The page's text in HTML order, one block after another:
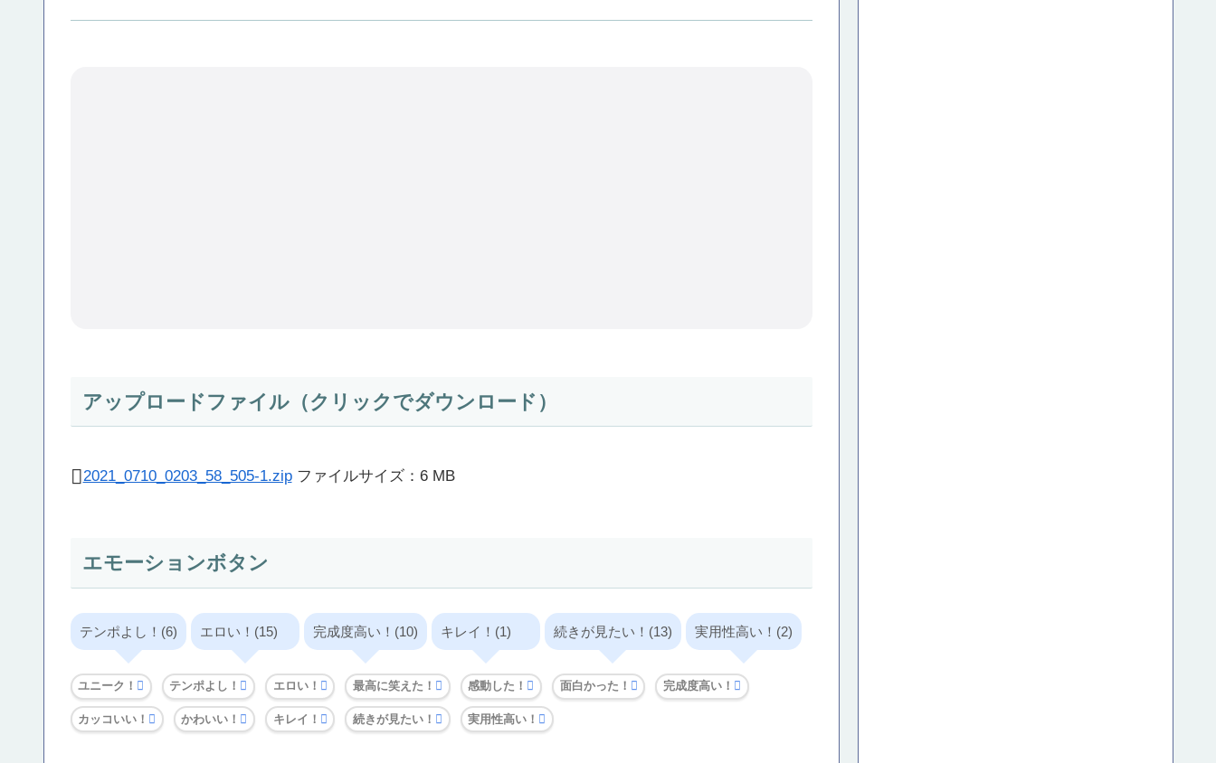
アップロードファイル（クリックでダウンロード）
2021_0710_0203_58_505-1.zipファイルサイズ：6 MB
エモーションボタン
テンポよし！(6) エロい！(15) 完成度高い！(10) キレイ！(1) 続きが見たい！(13) 実用性高い！(2)
ユニーク！ テンポよし！ エロい！ 最高に笑えた！ 感動した！ 面白かった！ 完成度高い！
カッコいい！ かわいい！ キレイ！ 続きが見たい！ 実用性高い！